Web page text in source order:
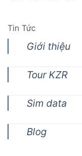
Tin Tức
Giới thiệu
Tour KZR
Sim data
Blog